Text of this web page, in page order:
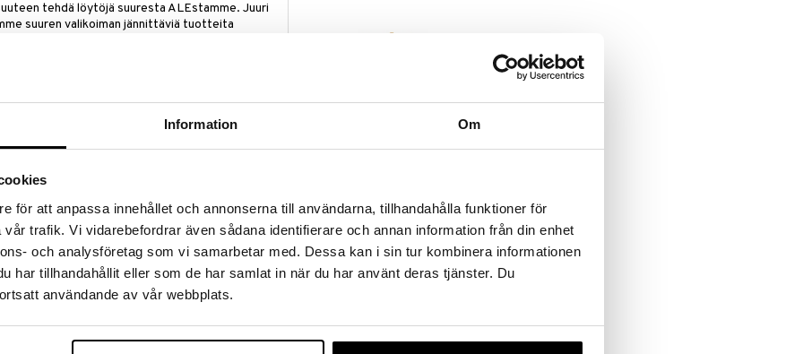
Information Om
för att anpassa innehållet och annonserna till användarna, tillhandahålla funktioner för
trafik. Vi vidarebefordrar även sådana identifierare och annan information från din enhet
och analysföretag som vi samarbetar med. Dessa kan i sin tur kombinera informationen
har tillhandahållit eller som de har samlat in när du har använt deras tjänster. Du
användande av vår webbplats.
tehdä löytöjä suuresta ALEstamme. Juuri
suuren valikoiman jännittäviä tuotteita
ale-löydöt »
kanssa "Musse & Helium" -sarjasta!
ja taikuutta tämän hurmaavan pehmolelun,
kirjasarjan "Musse & Helium" päähenkilöistä.
on rohkea ja viisas seikkailija, joka on aina valmis
maailmoja. Täydellinen lahja kaikille pienille
jotka rakastavat unelmoida
materiaalista, mikä tekee hänestä täydellisen
Hän on pukeutunut kauniiseen violettiin
MUSSE & HELIUM
19,90 €